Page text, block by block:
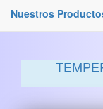
Nuestros